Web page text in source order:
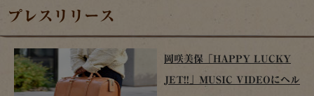
プレスリリース
岡咲美保「HAPPY LUCKY
JET!!」MUSIC VIDEOにヘル